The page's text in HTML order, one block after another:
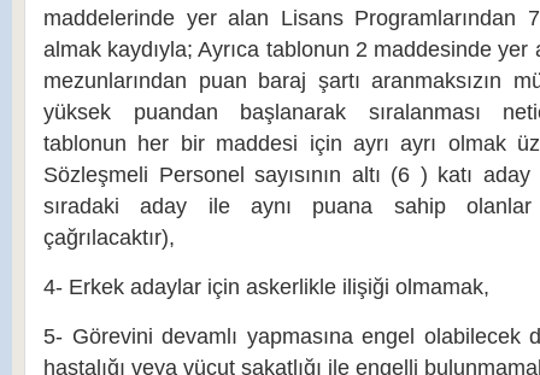
maddelerinde yer alan Lisans Programlarından
almak kaydıyla; Ayrıca tablonun 2 maddesinde yer
mezunlarından puan baraj şartı aranmaksızın
yüksek puandan başlanarak sıralanması
tablonun her bir maddesi için ayrı ayrı olmak
Sözleşmeli Personel sayısının altı (6 ) katı
sıradaki aday ile aynı puana sahip
çağrılacaktır),
4- Erkek adaylar için askerlikle ilişiği olmamak,
5- Görevini devamlı yapmasına engel olabilecek
hastalığı veya vücut sakatlığı ile engelli